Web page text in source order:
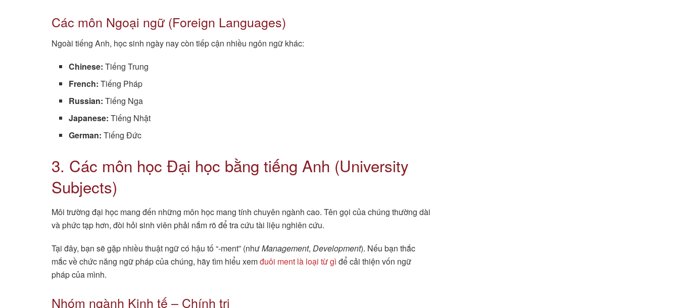
Các môn Ngoại ngữ (Foreign Languages)
Ngoài tiếng Anh, học sinh ngày nay còn tiếp cận nhiều ngôn ngữ khác:
Chinese: Tiếng Trung
French: Tiếng Pháp
Russian: Tiếng Nga
Japanese: Tiếng Nhật
German: Tiếng Đức
3. Các môn học Đại học bằng tiếng Anh (University
Subjects)
Môi trường đại học mang đến những môn học mang tính chuyên ngành cao. Tên gọi của chúng thường dài
và phức tạp hơn, đòi hỏi sinh viên phải nắm rõ để tra cứu tài liệu nghiên cứu.
Tại đây, bạn sẽ gặp nhiều thuật ngữ có hậu tố “-ment” (nhưManagement, Development). Nếu bạn thắc
mắc về chức năng ngữ pháp của chúng, hãy tìm hiểu xemđuôi ment là loại từ gì để cải thiện vốn ngữ
pháp của mình.
Nhóm ngành Kinh tế – Chính trị